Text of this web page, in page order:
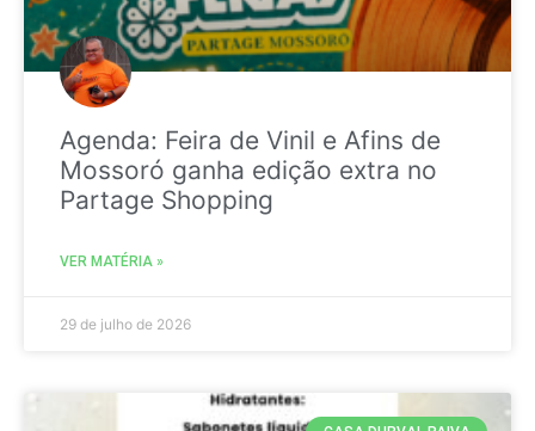
Agenda: Feira de Vinil e Afins de
Mossoró ganha edição extra no
Partage Shopping
VER MATÉRIA »
29 de julho de 2026